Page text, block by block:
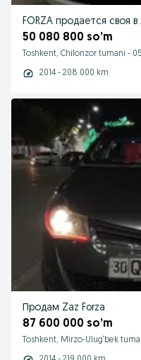
FORZA продается своя
50 080 800 so’m
Toshkent, Chilonzor tumani -
2014 - 208 000 km
Продам Zaz Forza
87 600 000 so’m
Toshkent, Mirzo-Ulug‘bek